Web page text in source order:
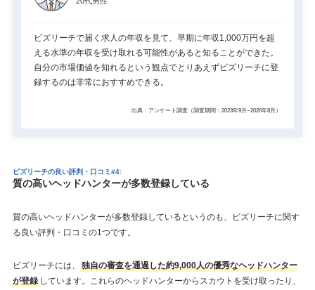
ビズリーチで届く求人の年収を見て、早期に年収1,000万円を超
える水準の年収を受け取れる可能性があると知ることができた。
自分の市場価値を知れるという観点でとりあえずビズリーチに登
録するのは非常におすすめできる。
出典：アンケート調査（調査期間：2023年9月~2026年8月）
ビズリーチの良い評判・口コミ#4:
質の高いヘッドハンターが多数登録している
質の高いヘッドハンターが多数登録しているというのも、ビズリーチに関す
る良い評判・口コミの1つです。
ビズリーチには、
独自の審査を通過した約9,000人の優秀なヘッドハンター
が登録 しています。これらのヘッドハンターからスカウトを受け取ったり、